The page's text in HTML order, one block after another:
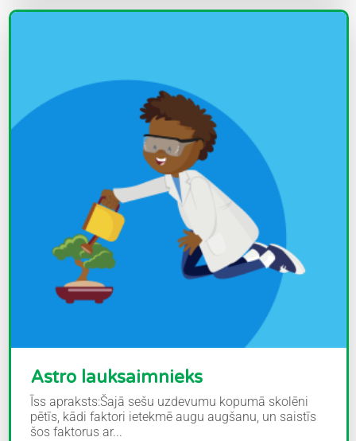
Astro lauksaimnieks
Īss apraksts:Šajā sešu uzdevumu kopumā skolēni
pētīs, kādi faktori ietekmē augu augšanu, un saistīs
šos faktorus ar...